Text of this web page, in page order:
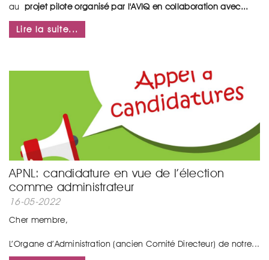
au projet pilote organisé par l'AVIQ en collaboration avec...
Lire la suite...
APNL: candidature en vue de l’élection
comme administrateur
16-05-2022
Cher membre,
L’Organe d’Administration (ancien Comité Directeur) de notre...